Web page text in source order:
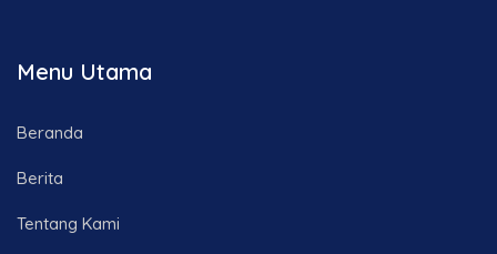
Menu Utama
Beranda
Berita
Tentang Kami